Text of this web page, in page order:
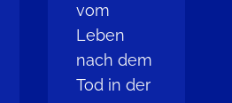
vom
Leben
nach dem
Tod in der